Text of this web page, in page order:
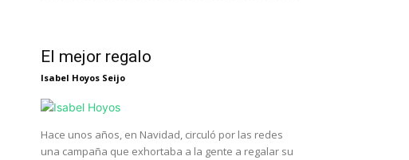
El mejor regalo
Isabel Hoyos Seijo
Hace unos años, en Navidad, circuló por las redes
una campaña que exhortaba a la gente a regalar su